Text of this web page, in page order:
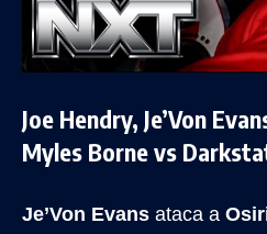
Joe Hendry, Je’Von
Myles Borne vs
Je’Von Evans ataca a